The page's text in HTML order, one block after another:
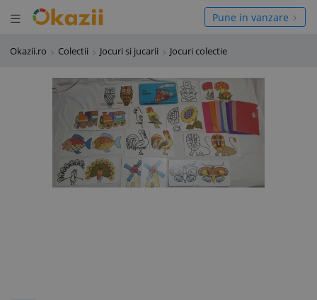
Deschide meniul
meniul Pune in vanzare
Okazii.ro Colectii Jocuri si jucarii Jocuri colectie